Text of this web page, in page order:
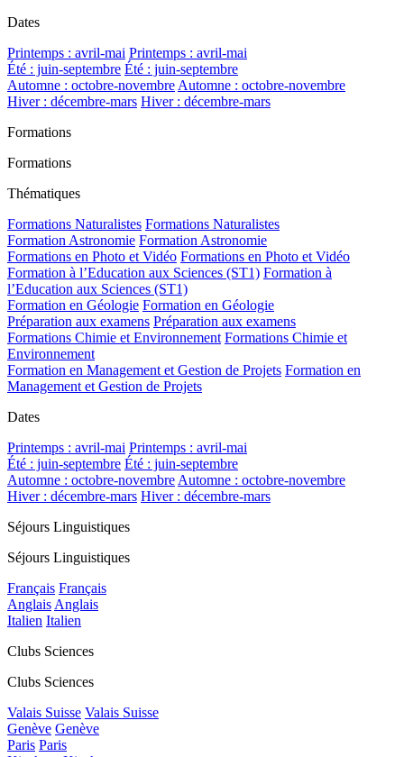
Dates
Printemps : avril-mai Printemps : avril-mai
Été : juin-septembre Été : juin-septembre
Automne : octobre-novembre Automne : octobre-novembre
Hiver : décembre-mars Hiver : décembre-mars
Formations
Formations
Thématiques
Formations Naturalistes Formations Naturalistes
Formation Astronomie Formation Astronomie
Formations en Photo et Vidéo Formations en Photo et Vidéo
Formation à l’Education aux Sciences (ST1) Formation à
l’Education aux Sciences (ST1)
Formation en Géologie Formation en Géologie
Préparation aux examens Préparation aux examens
Formations Chimie et Environnement Formations Chimie et
Environnement
Formation en Management et Gestion de Projets Formation en
Management et Gestion de Projets
Dates
Printemps : avril-mai Printemps : avril-mai
Été : juin-septembre Été : juin-septembre
Automne : octobre-novembre Automne : octobre-novembre
Hiver : décembre-mars Hiver : décembre-mars
Séjours Linguistiques
Séjours Linguistiques
Français Français
Anglais Anglais
Italien Italien
Clubs Sciences
Clubs Sciences
Valais Suisse Valais Suisse
Genève Genève
Paris Paris